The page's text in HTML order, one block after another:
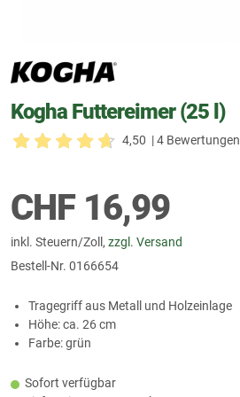
Kogha Futtereimer (25 l)
4,50 | 4 Bewertungen
CHF16,99
inkl. Steuern/Zoll, zzgl. Versand
Bestell-Nr. 0166654
Tragegriff aus Metall und Holzeinlage
Höhe: ca. 26 cm
Farbe: grün
Sofort verfügbar